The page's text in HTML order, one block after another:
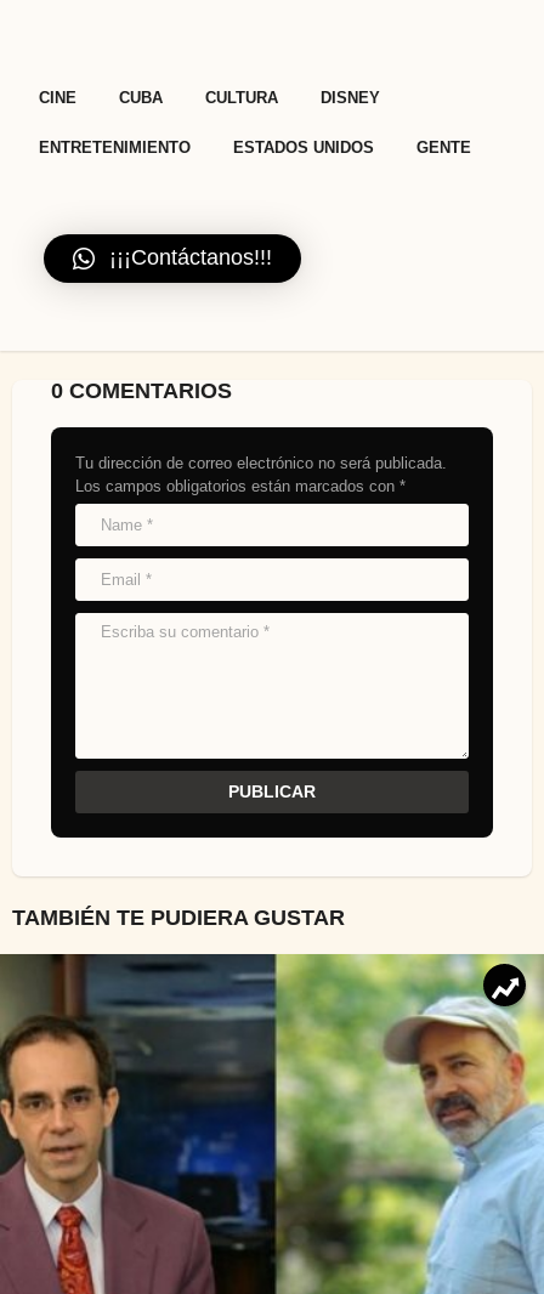
CINE CUBA CULTURA DISNEY
ENTRETENIMIENTO ESTADOS UNIDOS GENTE
¡¡¡Contáctanos!!!
0 COMENTARIOS
Tu dirección de correo electrónico no será publicada.
Los campos obligatorios están marcados con *
TAMBIÉN TE PUDIERA GUSTAR